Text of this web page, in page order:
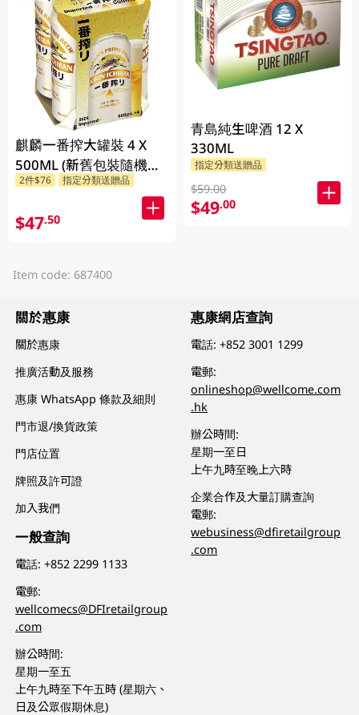
麒麟一番搾大罐裝 4 X
500ML (新舊包裝隨機發
貨)
2件$76 指定分類送贈品
$47.50
青島純生啤酒 12 X
330ML
指定分類送贈品
$59.00
$49.00
Item code: 687400
關於惠康
關於惠康
推廣活動及服務
惠康 WhatsApp 條款及細則
門市退/換貨政策
門店位置
牌照及許可證
加入我們
一般查詢
電話:+852 2299 1133
電郵:
wellcomecs@DFIretailgroup
.com
辦公時間:
星期一至五
上午九時至下午五時 (星期六、
日及公眾假期休息)
惠康網店查詢
電話:+852 3001 1299
電郵:
onlineshop@wellcome.com
.hk
辦公時間:
星期一至日
上午九時至晚上六時
企業合作及大量訂購查詢
電郵:
webusiness@dfiretailgroup
.com